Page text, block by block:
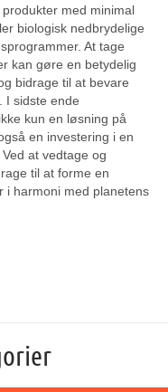
med minimal
biologisk nedbrydelige
At tage
kan gøre en betydelig
bidrage til at bevare
I sidste ende
kun en løsning på
en investering i en
at vedtage og
til at forme en
i harmoni med planetens